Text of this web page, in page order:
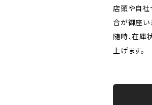
店頭や自社
合が御座い
随時、在庫
上げます。